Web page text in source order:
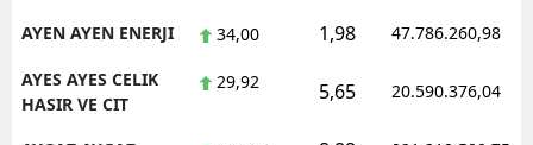
AYEN AYEN ENERJI 34,00 1,98 47.786.260,98
AYES AYES CELIK
HASIR VE CIT
29,92 5,65 20.590.376,04